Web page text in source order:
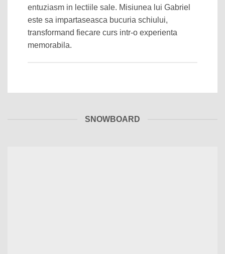
entuziasm in lectiile sale. Misiunea lui Gabriel
este sa impartaseasca bucuria schiului,
transformand fiecare curs intr-o experienta
memorabila.
SNOWBOARD